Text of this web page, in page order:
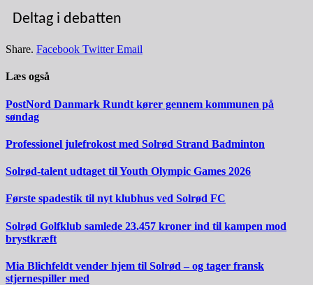
Deltag i debatten
Share. Facebook Twitter Email
Læs også
PostNord Danmark Rundt kører gennem kommunen på
søndag
Professionel julefrokost med Solrød Strand Badminton
Solrød-talent udtaget til Youth Olympic Games 2026
Første spadestik til nyt klubhus ved Solrød FC
Solrød Golfklub samlede 23.457 kroner ind til kampen mod
brystkræft
Mia Blichfeldt vender hjem til Solrød – og tager fransk
stjernespiller med